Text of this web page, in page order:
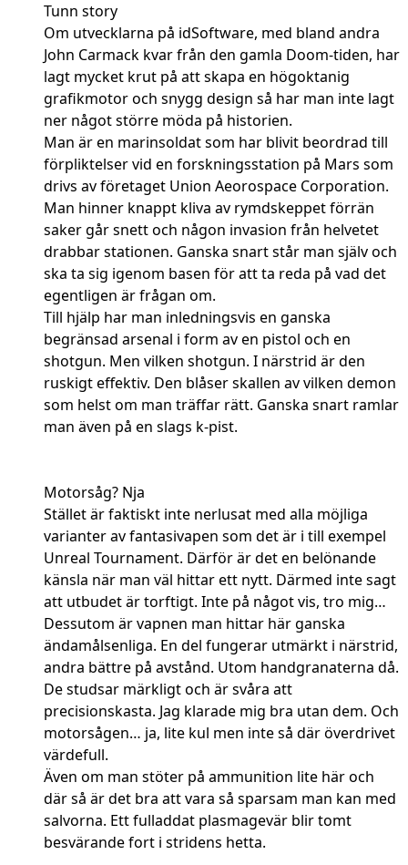
Tunn story
Om utvecklarna på idSoftware, med bland andra
John Carmack kvar från den gamla Doom-tiden, har
lagt mycket krut på att skapa en högoktanig
grafikmotor och snygg design så har man inte lagt
ner något större möda på historien.
Man är en marinsoldat som har blivit beordrad till
förpliktelser vid en forskningsstation på Mars som
drivs av företaget Union Aeorospace Corporation.
Man hinner knappt kliva av rymdskeppet förrän
saker går snett och någon invasion från helvetet
drabbar stationen. Ganska snart står man själv och
ska ta sig igenom basen för att ta reda på vad det
egentligen är frågan om.
Till hjälp har man inledningsvis en ganska
begränsad arsenal i form av en pistol och en
shotgun. Men vilken shotgun. I närstrid är den
ruskigt effektiv. Den blåser skallen av vilken demon
som helst om man träffar rätt. Ganska snart ramlar
man även på en slags k-pist.
Motorsåg? Nja
Stället är faktiskt inte nerlusat med alla möjliga
varianter av fantasivapen som det är i till exempel
Unreal Tournament. Därför är det en belönande
känsla när man väl hittar ett nytt. Därmed inte sagt
att utbudet är torftigt. Inte på något vis, tro mig…
Dessutom är vapnen man hittar här ganska
ändamålsenliga. En del fungerar utmärkt i närstrid,
andra bättre på avstånd. Utom handgranaterna då.
De studsar märkligt och är svåra att
precisionskasta. Jag klarade mig bra utan dem. Och
motorsågen… ja, lite kul men inte så där överdrivet
värdefull.
Även om man stöter på ammunition lite här och
där så är det bra att vara så sparsam man kan med
salvorna. Ett fulladdat plasmagevär blir tomt
besvärande fort i stridens hetta.